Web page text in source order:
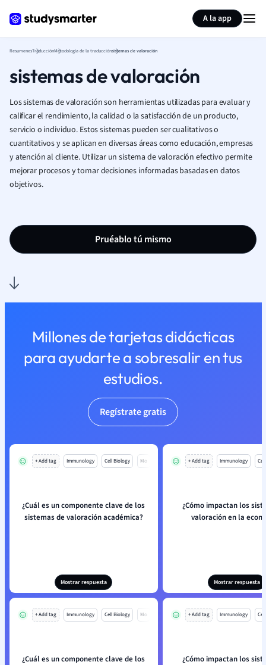
A la app
ResumenesTraducciónMetodología de la traducciónsistemas de valoración
sistemas de valoración
Los sistemas de valoración son herramientas utilizadas para evaluar y
calificar el rendimiento, la calidad o la satisfacción de un producto,
servicio o individuo. Estos sistemas pueden ser cualitativos o
cuantitativos y se aplican en diversas áreas como educación, empresas
y atención al cliente. Utilizar un sistema de valoración efectivo permite
mejorar procesos y tomar decisiones informadas basadas en datos
objetivos.
Pruéablo tú mismo
Millones de tarjetas didácticas
para ayudarte a sobresalir en tus
estudios.
Regístrate gratis
+ Add tag Immunology Cell Biology Mo
¿Cuál es un componente clave de los
sistemas de valoración académica?
Mostrar respuesta
+ Add tag Immunology
¿Cómo impactan los
valoración en la
Mostrar respuesta
+ Add tag Immunology Cell Biology Mo
¿Cuál es un componente clave de los
+ Add tag Immunology
¿Cómo impactan los
Resumir página